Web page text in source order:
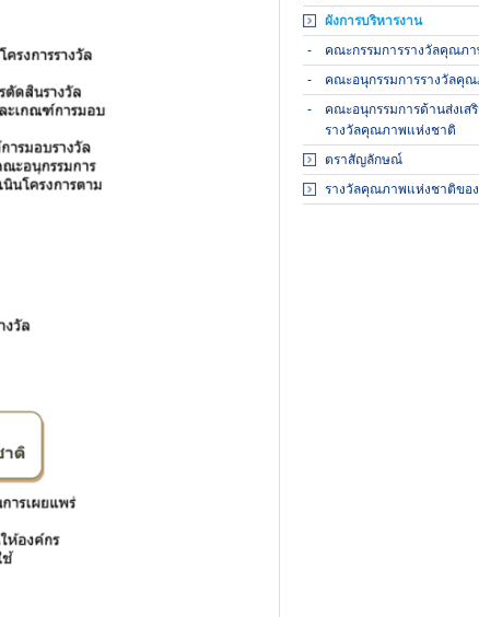
ผังการบริหารงาน
คณะกรรมการรางวัลคุณภ
คณะอนุกรรมการรางวัลคุ
คณะอนุกรรมการด้านส่งเส
รางวัลคุณภาพแห่งชาติ
ตราสัญลักษณ์
รางวัลคุณภาพแห่งชาติขอ